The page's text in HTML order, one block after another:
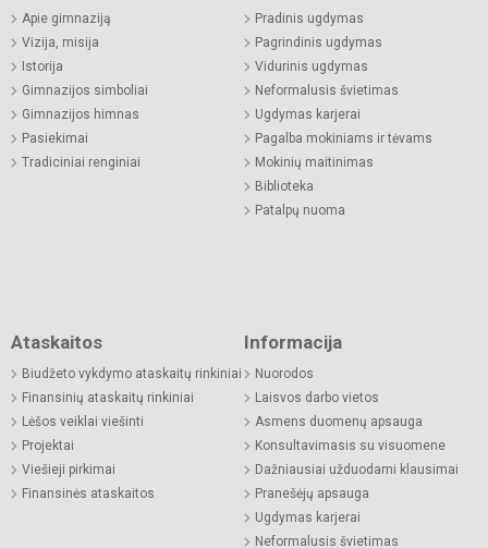
Apie gimnaziją
Vizija, misija
Istorija
Gimnazijos simboliai
Gimnazijos himnas
Pasiekimai
Tradiciniai renginiai
Pradinis ugdymas
Pagrindinis ugdymas
Vidurinis ugdymas
Neformalusis švietimas
Ugdymas karjerai
Pagalba mokiniams ir tėvams
Mokinių maitinimas
Biblioteka
Patalpų nuoma
Ataskaitos
Biudžeto vykdymo ataskaitų rinkiniai
Finansinių ataskaitų rinkiniai
Lėšos veiklai viešinti
Projektai
Viešieji pirkimai
Finansinės ataskaitos
Informacija
Nuorodos
Laisvos darbo vietos
Asmens duomenų apsauga
Konsultavimasis su visuomene
Dažniausiai užduodami klausimai
Pranešėjų apsauga
Ugdymas karjerai
Neformalusis švietimas